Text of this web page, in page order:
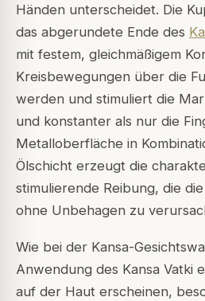
Händen unterscheidet. Die
das abgerundete Ende des
mit festem, gleichmäßigem
Kreisbewegungen über die
werden und stimuliert die
und konstanter als nur die
Metalloberfläche in
Ölschicht erzeugt die
stimulierende Reibung, die
ohne Unbehagen zu
Wie bei der Kansa-
Anwendung des Kansa Vatki
auf der Haut erscheinen,